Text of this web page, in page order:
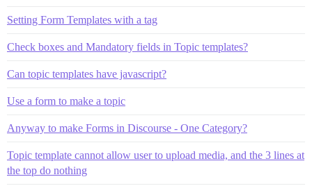
Setting Form Templates with a tag
Check boxes and Mandatory fields in Topic templates?
Can topic templates have javascript?
Use a form to make a topic
Anyway to make Forms in Discourse - One Category?
Topic template cannot allow user to upload media, and the 3 lines at
the top do nothing